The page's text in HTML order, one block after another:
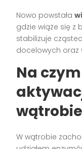
Nowo powstała
gdzie wiąże się z
stabilizuje
docelowych oraz
Na
W wątrobie